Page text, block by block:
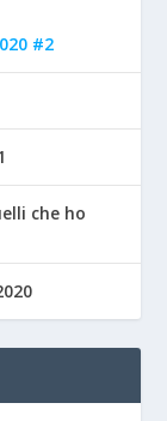
#2
che ho